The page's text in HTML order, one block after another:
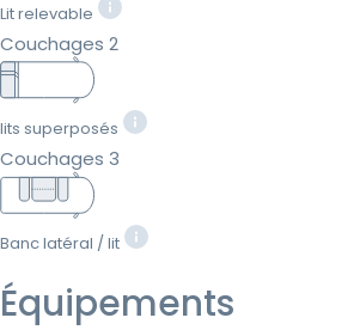
Lit relevable
Couchages 2
lits superposés
Couchages 3
Banc latéral / lit
Équipements